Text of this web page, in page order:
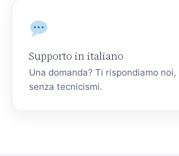
Supporto in italiano
Una domanda? Ti rispondiamo
senza tecnicismi.